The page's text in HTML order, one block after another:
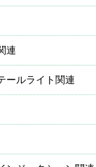
連
ールライト関連